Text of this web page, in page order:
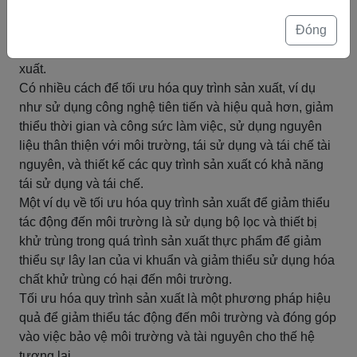
thiểu lượng chất thải và khí thải, tiết kiệm tài nguyên và
năng lượng, giảm chi phí sản xuất và tăng hiệu quả sản
xuất.
Có nhiều cách để tối ưu hóa quy trình sản xuất, ví dụ
như sử dụng công nghệ tiên tiến và hiệu quả hơn, giảm
thiểu thời gian và công sức làm việc, sử dụng nguyên
liệu thân thiện với môi trường, tái sử dụng và tái chế tài
nguyên, và thiết kế các quy trình sản xuất có khả năng
tái sử dụng và tái chế.
Một ví dụ về tối ưu hóa quy trình sản xuất để giảm thiểu
tác động đến môi trường là sử dụng bộ lọc và thiết bị
khử trùng trong quá trình sản xuất thực phẩm để giảm
thiểu sự lây lan của vi khuẩn và giảm thiểu sử dụng hóa
chất khử trùng có hại đến môi trường.
Tối ưu hóa quy trình sản xuất là một phương pháp hiệu
quả để giảm thiểu tác động đến môi trường và đóng góp
vào việc bảo vệ môi trường và tài nguyên cho thế hệ
Đóng